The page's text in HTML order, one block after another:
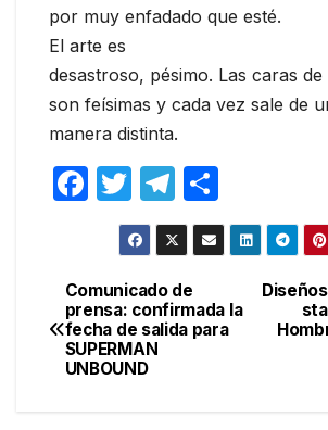
por muy enfadado que esté.
El arte es
desastroso, pésimo. Las caras
son feísimas y cada vez sale de
manera distinta.
F
e
b
o
T
w
itt
er
T
el
e
gr
a
o
m
ar
Navegación
de
Comunicado de
prensa: confirmada la
fecha de salida para
SUPERMAN
UNBOUND